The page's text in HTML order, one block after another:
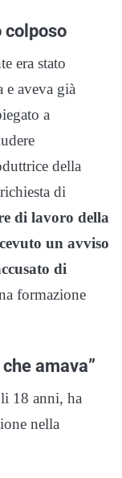
colposo
era stato
e aveva già
a
della
di
di lavoro della
un avviso
di
formazione
amava”
18 anni, ha
nella